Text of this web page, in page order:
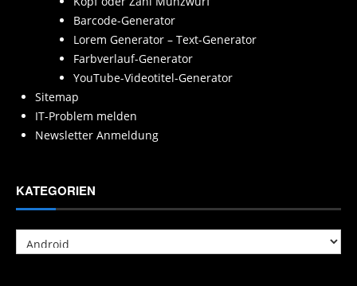
Barcode-Generator
Lorem Generator – Text-Generator
Farbverlauf-Generator
YouTube-Videotitel-Generator
Sitemap
IT-Problem melden
Newsletter Anmeldung
KATEGORIEN
Kategorien